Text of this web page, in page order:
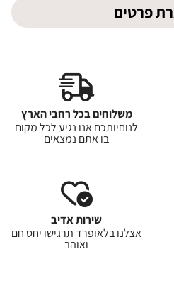
פרטים
משלוחים בכל רחבי הארץ
לנוחיותכם אנו נגיע לכל מקום
בו אתם נמצאים
שירות אדיב
אצלנו בלאופרד תרגישו יחס חם
ואוהב